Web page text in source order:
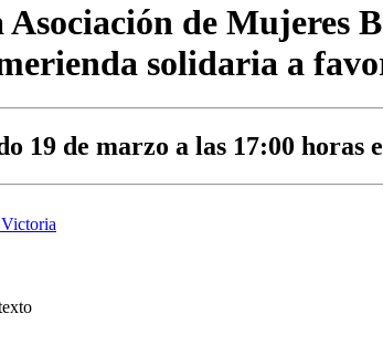
de Mujeres
solidaria a
19 de marzo a las 17:00 horas